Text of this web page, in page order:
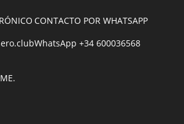
CONTACTO POR WHATSAPP
WhatsApp +34 600036568
.